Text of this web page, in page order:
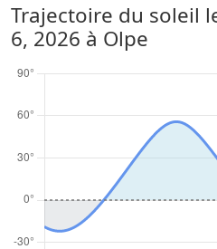
Trajectoire du soleil
6, 2026 à Olpe